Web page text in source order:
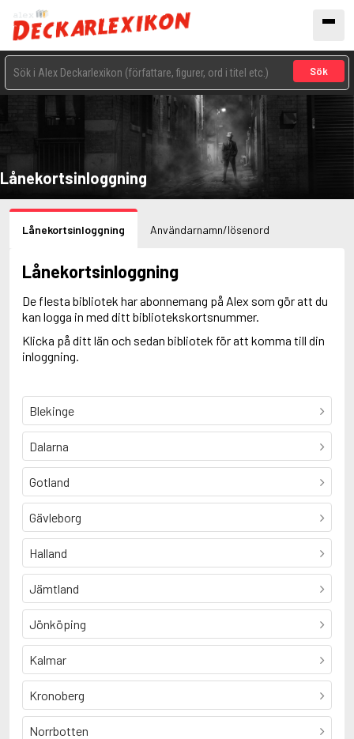
Sök
Lånekortsinloggning
Lånekortsinloggning Användarnamn/lösenord
Lånekortsinloggning
De flesta bibliotek har abonnemang på Alex som gör att du
kan logga in med ditt bibliotekskortsnummer.
Klicka på ditt län och sedan bibliotek för att komma till din
inloggning.
Blekinge
Dalarna
Gotland
Gävleborg
Halland
Jämtland
Jönköping
Kalmar
Kronoberg
Norrbotten